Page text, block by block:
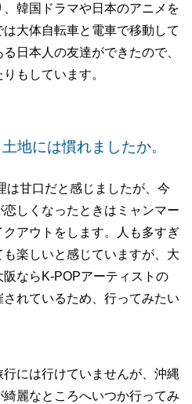
韓国ドラマや日本のアニメを
大体自転車と電車で移動して
日本人の友達ができたので、
もしています。
地には慣れましたか。
甘口だと感じましたが、今
しくなったときはミャンマー
アウトをします。人も多すぎ
楽しいと感じていますが、大
ならK-POPアーティストの
れているため、行ってみたい
には行けていませんが、沖縄
麗なところへいつか行ってみ